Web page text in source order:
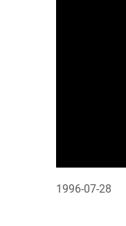
1996-07-28